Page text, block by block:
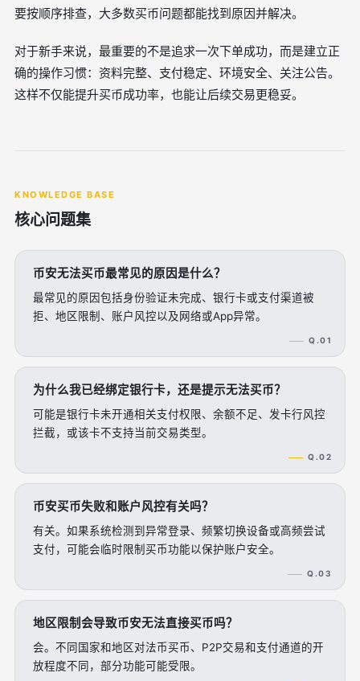
要按顺序排查，大多数买币问题都能找到原因并解决。
对于新手来说，最重要的不是追求一次下单成功，而是建立正
确的操作习惯：资料完整、支付稳定、环境安全、关注公告。
这样不仅能提升买币成功率，也能让后续交易更稳妥。
KNOWLEDGE BASE
核心问题集
币安无法买币最常见的原因是什么？
最常见的原因包括身份验证未完成、银行卡或支付渠道被
拒、地区限制、账户风控以及网络或App异常。
Q.01
为什么我已经绑定银行卡，还是提示无法买币？
可能是银行卡未开通相关支付权限、余额不足、发卡行风控
拦截，或该卡不支持当前交易类型。
Q.02
币安买币失败和账户风控有关吗？
有关。如果系统检测到异常登录、频繁切换设备或高频尝试
支付，可能会临时限制买币功能以保护账户安全。
Q.03
地区限制会导致币安无法直接买币吗？
会。不同国家和地区对法币买币、P2P交易和支付通道的开
放程度不同，部分功能可能受限。